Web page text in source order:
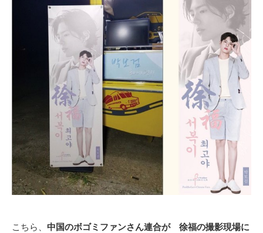
こちら、 中国のボゴミファンさん連合が 徐福の撮影現場に